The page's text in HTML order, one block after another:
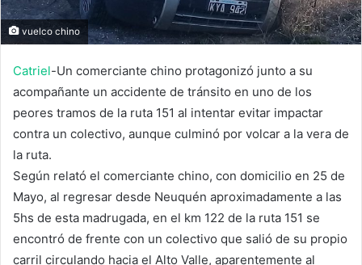
vuelco chino
Catriel-Un comerciante chino protagonizó junto a su
acompañante un accidente de tránsito en uno de los
peores tramos de la ruta 151 al intentar evitar impactar
contra un colectivo, aunque culminó por volcar a la vera de
la ruta.
Según relató el comerciante chino, con domicilio en 25 de
Mayo, al regresar desde Neuquén aproximadamente a las
5hs de esta madrugada, en el km 122 de la ruta 151 se
encontró de frente con un colectivo que salió de su propio
carril circulando hacia el Alto Valle, aparentemente al